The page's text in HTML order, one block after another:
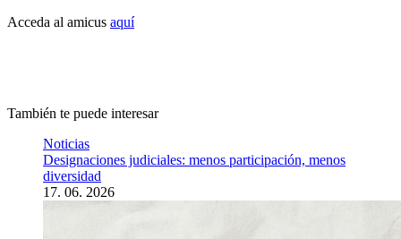
Acceda al amicus aquí
También te puede interesar
Noticias
Designaciones judiciales: menos participación, menos
diversidad
17. 06. 2026